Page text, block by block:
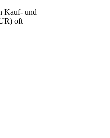
Kauf- und
oft